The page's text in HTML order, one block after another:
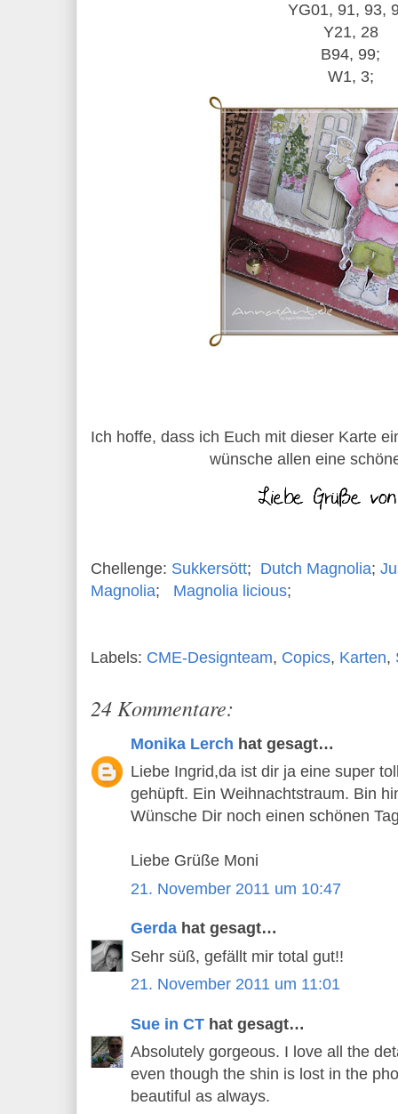
YG01, 91, 93,
Y21, 28
B94, 99;
W1, 3;
Ich hoffe, dass ich Euch mit dieser Karte
wünsche allen eine
Chellenge: Sukkersött; Dutch Magnolia;
Magnolia; Magnolia licious;
Labels: CME-Designteam, Copics, Karten,
24 Kommentare:
Monika Lerch hat gesagt…
Liebe Ingrid,da ist dir ja eine super
gehüpft. Ein Weihnachtstraum. Bin
Wünsche Dir noch einen schönen
Liebe Grüße Moni
21. November 2011 um 10:47
Gerda hat gesagt…
Sehr süß, gefällt mir total gut!!
21. November 2011 um 11:01
Sue in CT hat gesagt…
Absolutely gorgeous. I love all the
even though the shin is lost in the
beautiful as always.